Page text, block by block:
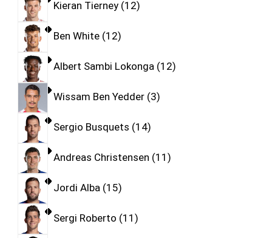
Kieran Tierney 12
Ben White 12
Albert Sambi Lokonga 12
Wissam Ben Yedder 3
Sergio Busquets 14
Andreas Christensen 11
Jordi Alba 15
Sergi Roberto 11